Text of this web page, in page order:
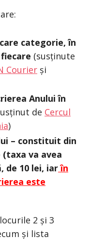
categorie, în
(susținute
Courier și
Anului în
de Cercul
)
– constituit din
va avea
de 10 lei, iarîn
este
2 și 3
și lista